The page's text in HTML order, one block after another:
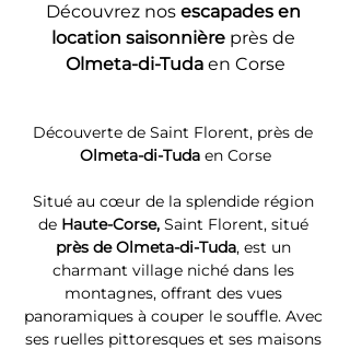
Découvrez nos escapades en
location saisonnière près de
Olmeta-di-Tuda en Corse
Découverte de Saint Florent, près de
Olmeta-di-Tuda en Corse
Situé au cœur de la splendide région
de Haute-Corse, Saint Florent, situé
près de Olmeta-di-Tuda, est un
charmant village niché dans les
montagnes, offrant des vues
panoramiques à couper le souffle. Avec
ses ruelles pittoresques et ses maisons